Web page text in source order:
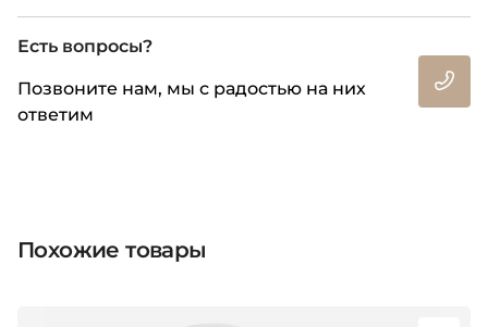
Есть вопросы?
Позвоните нам, мы с радостью на них
ответим
Похожие товары